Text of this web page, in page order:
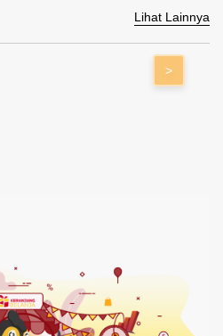
Lihat Lainnya
>